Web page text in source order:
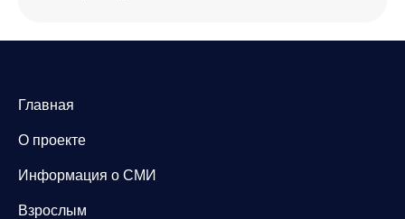
Главная
О проекте
Информация о СМИ
Взрослым